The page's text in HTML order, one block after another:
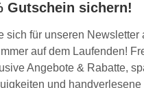
Gutschein sichern!
sich für unseren Newsletter
auf dem Laufenden!
Angebote & Rabatte,
und handverlesene